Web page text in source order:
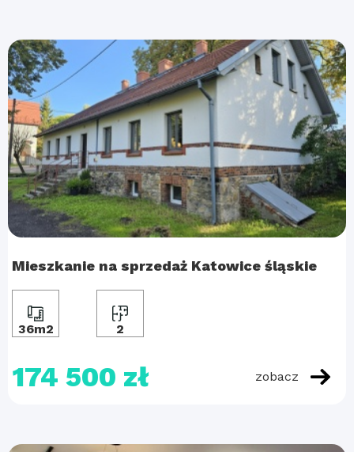
Mieszkanie na sprzedaż Katowice śląskie
36m2 2
174 500 zł zobacz